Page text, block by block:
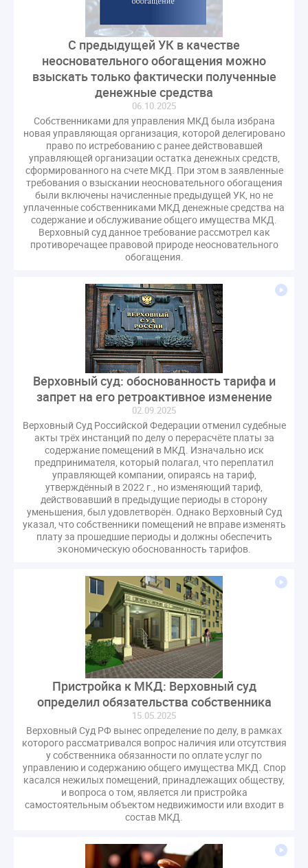
запрет на уступку
инициатива
информационная система ЖКХ
контроль
круглый стол
мораторий
обсуждение
оплата услуг
отчетность УК
персональные данные
реформирование ЖКХ
ВЦИОМ
ГИС ЖКС
ГПК РФ ГУО
Геллер
Государственная дума
Дезинфекция
Дума
ЕФИЦ
Законопроект Минстрой
Законопроект Пахомов Кошелев
Законопроект теплоснабжение ответственность
Законотворчество
Заседание
ИПУ
Игорь Владимиров
Качество
Кейс
Конституционный Суд
Кошелев Пахомов
Лицензии М.Геллер
Награды Новая УК
ПМЭФ-2024
ПМЮФ-2024
Перепланировка ОДИ
Поручение Президента
Правительства РФ
Правительство диагностика
Праздники
РКЦ
Разъяснения
Регулирование Малахов
Резолюция
Рейтинг
Собрание собственников
Соглашение о сотрудничестве
Статья
Стратегия развития ЖКХ 2030
Судебная практика ЖКХ
Требования
Форум
Цифорвизация
арендатор
вентиляционные каналы
внеплановые проверки
вода
выбор УК
гарантийная управляющая компания
демоэкзамен
депутаты
дисквалификация
документ
единство измерений
жалобы
жилищный надзор
закон о банкротстве
изменения в ЖК РФ
изменения в Положение
индексация
индикаторы риска
кадры
категория риска
квалифэкзамен
кворум ОСС
микрогенерация
надзор
неосновательное обогащение
непредвиденные расходы
нормотворчество
общедомовое имущество
общедомовой прибор учета
общее собрание
особенности взимания пени
С предыдущей УК в качестве
неосновательного обогащения можно
взыскать только фактически полученные
денежные средства
06.10.2025
Собственниками для управления МКД была избрана
новая управляющая организация, которой делегировано
право по истребованию с ранее действовавшей
управляющей организации остатка денежных средств,
сформированного на счете МКД. При этом в заявленные
требования о взыскании неосновательного обогащения
были включены начисленные предыдущей УК, но не
уплаченные собственниками МКД денежные средства на
содержание и обслуживание общего имущества МКД.
Верховный суд данное требование рассмотрел как
противоречащее правовой природе неосновательного
обогащения.
Верховный суд: обоснованность тарифа и
запрет на его ретроактивное изменение
02.09.2025
Верховный Суд Российской Федерации отменил судебные
акты трёх инстанций по делу о перерасчёте платы за
содержание помещений в МКД. Изначально иск
предпринимателя, который полагал, что переплатил
управляющей компании, опираясь на тариф,
утверждённый в 2022 г., но изменяющий тариф,
действовавший в предыдущие периоды в сторону
уменьшения, был удовлетворён. Однако Верховный Суд
указал, что собственники помещений не вправе изменять
плату за прошедшие периоды и должны обеспечить
экономическую обоснованность тарифов.
Пристройка к МКД: Верховный суд
определил обязательства собственника
15.05.2025
Верховный Суд РФ вынес определение по делу, в рамках
которого рассматривался вопрос наличия или отсутствия
у собственника обязанности по оплате услуг по
управлению и содержанию общего имущества МКД. Спор
касался нежилых помещений, принадлежащих обществу,
и вопроса о том, является ли пристройка
самостоятельным объектом недвижимости или входит в
состав МКД.